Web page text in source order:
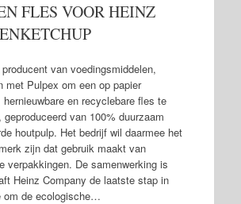
FLES VOOR HEINZ
van voedingsmiddelen,
met Pulpex om een op papier
hernieuwbare en recyclebare fles te
van 100% duurzaam
houtpulp. Het bedrijf wil daarmee het
zijn dat gebruik maakt van
verpakkingen. De samenwerking is
Heinz Company de laatste stap in
om de ecologische…